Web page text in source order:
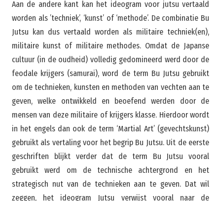
Aan de andere kant kan het ideogram voor jutsu vertaald
worden als ’techniek’, ‘kunst’ of ‘methode’. De combinatie Bu
Jutsu kan dus vertaald worden als militaire techniek(en),
militaire kunst of militaire methodes. Omdat de Japanse
cultuur (in de oudheid) volledig gedomineerd werd door de
feodale krijgers (samurai), word de term Bu Jutsu gebruikt
om de technieken, kunsten en methoden van vechten aan te
geven, welke ontwikkeld en beoefend werden door de
mensen van deze militaire of krijgers klasse. Hierdoor wordt
in het engels dan ook de term ‘Martial Art’ (gevechtskunst)
gebruikt als vertaling voor het begrip Bu Jutsu. Uit de eerste
geschriften blijkt verder dat de term Bu Jutsu vooral
gebruikt werd om de technische achtergrond en het
strategisch nut van de technieken aan te geven. Dat wil
zeggen, het ideogram Jutsu verwijst vooral naar de